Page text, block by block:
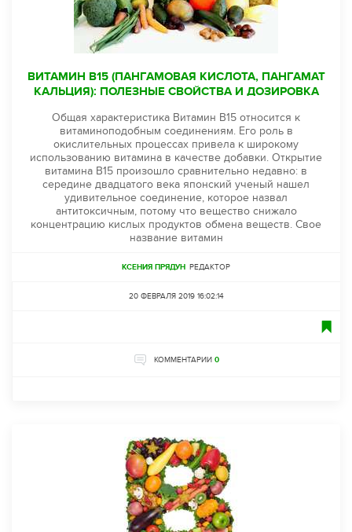
ВИТАМИН B15 (ПАНГАМОВАЯ КИСЛОТА, ПАНГАМАТ
КАЛЬЦИЯ): ПОЛЕЗНЫЕ СВОЙСТВА И ДОЗИРОВКА
Общая характеристика Витамин В15 относится к
витаминоподобным соединениям. Его роль в
окислительных процессах привела к широкому
использованию витамина в качестве добавки. Открытие
витамина B15 произошло сравнительно недавно: в
середине двадцатого века японский ученый нашел
удивительное соединение, которое назвал
антитоксичным, потому что вещество снижало
концентрацию кислых продуктов обмена веществ. Свое
название витамин
КСЕНИЯ ПРЯДУН РЕДАКТОР
20 ФЕВРАЛЯ 2019 16:02:14
КОММЕНТАРИИ 0